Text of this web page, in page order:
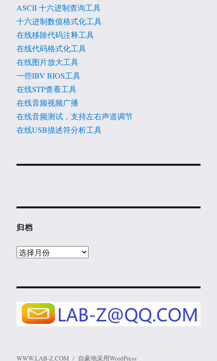
ASCII 十六进制查询工具
十六进制数值格式化工具
在线移除代码注释工具
在线代码格式化工具
在线图片放大工具
一些IBV BIOS工具
在线STP查看工具
在线音频视频广播
在线音频测试，支持左右声道调节
在线USB描述符分析工具
归档
归
WWW.LAB-Z.COM 自豪地采用WordPress